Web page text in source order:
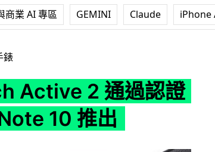
商業 AI 專區 GEMINI Claude iPhone
錶
Active 2 通過認證
10 推出